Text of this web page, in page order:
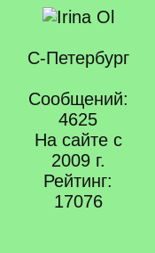
С-Петербург
Сообщений:
4625
На сайте с
2009 г.
Рейтинг:
17076